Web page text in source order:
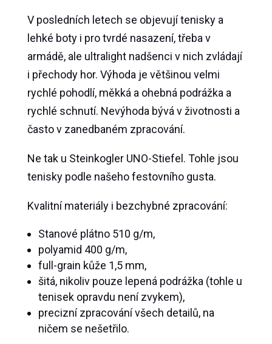
V posledních letech se objevují tenisky a
lehké boty i pro tvrdé nasazení, třeba v
armádě, ale ultralight nadšenci v nich zvládají
i přechody hor. Výhoda je většinou velmi
rychlé pohodlí, měkká a ohebná podrážka a
rychlé schnutí. Nevýhoda bývá v životnosti a
často v zanedbaném zpracování.
Ne tak u Steinkogler UNO-Stiefel. Tohle jsou
tenisky podle našeho festovního gusta.
Kvalitní materiály i bezchybné zpracování:
Stanové plátno 510 g/m,
polyamid 400 g/m,
full-grain kůže 1,5 mm,
šitá, nikoliv pouze lepená podrážka (tohle u
tenisek opravdu není zvykem),
precizní zpracování všech detailů, na
ničem se nešetřilo.